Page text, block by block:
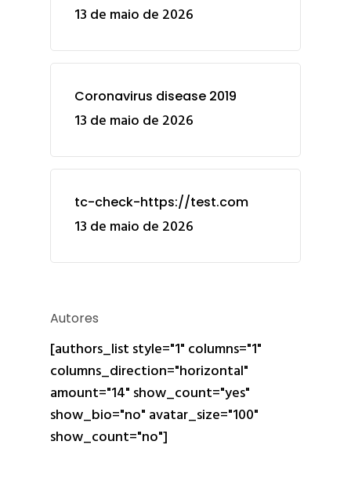
13 de maio de 2026
Coronavirus disease 2019
13 de maio de 2026
tc-check-https://test.com
13 de maio de 2026
Autores
[authors_list style="1" columns="1"
columns_direction="horizontal"
amount="14" show_count="yes"
show_bio="no" avatar_size="100"
show_count="no"]